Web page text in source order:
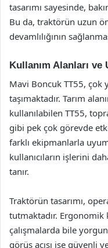
tasarımı sayesinde,
Bu da, traktörün uzun
devamlılığının
Kullanım Alanları ve
Mavi Boncuk TT55,
taşımaktadır. Tarım
kullanılabilen TT55,
gibi pek çok görevde
farklı ekipmanlarla
kullanıcıların işlerini
tanır.
Traktörün tasarımı,
tutmaktadır. Ergonomik
çalışmalarda bile
görüş açısı ise güvenli